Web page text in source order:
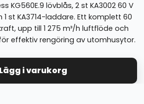
KG560E.9 lövblås, 2 st KA3002 60 V
st KA3714-laddare. Ett komplett 60
upp till 1 275 m³/h luftflöde och
effektiv rengöring av utomhusytor.
Lägg i varukorg